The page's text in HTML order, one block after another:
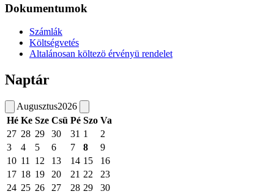
Dokumentumok
Számlák
Költségvetés
Altalánosan költezö érvényü rendelet
Naptár
Augusztus2026
Hé Ke Sze Csü Pé Szo Va
27 28 29 30 31 1
2
3
4 5 6 7 8
9
10 11 12 13 14 15
16
17 18 19 20 21 22
23
24 25 26 27 28 29
30